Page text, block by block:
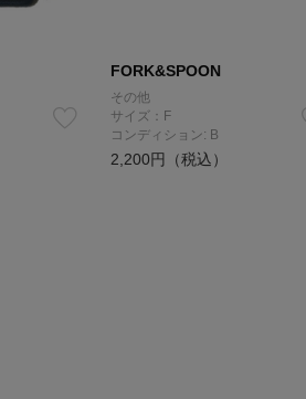
FORK&SPOON
その他
サイズ：F
コンディション: B
2,200円（税込）